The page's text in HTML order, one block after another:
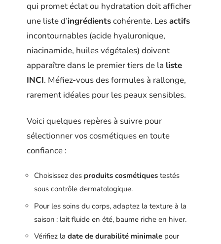
qui promet éclat ou hydratation doit afficher
une liste d’ingrédientscohérente. Lesactifs
incontournables (acide hyaluronique,
niacinamide, huiles végétales) doivent
apparaître dans le premier tiers de la liste
INCI. Méfiez-vous des formules à rallonge,
rarement idéales pour les peaux sensibles.
Voici quelques repères à suivre pour
sélectionner vos cosmétiques en toute
confiance :
Choisissez des produits cosmétiques testés
sous contrôle dermatologique.
Pour les soins du corps, adaptez la texture à la
saison : lait fluide en été, baume riche en hiver.
Vérifiez la date de durabilité minimale pour